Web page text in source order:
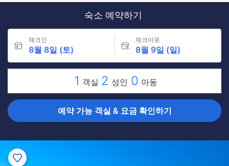
숙소 예약하기
체크인
8월 8일 (토)
체크아웃
8월 9일 (일)
1 객실 2 성인 0 아동
예약 가능 객실 & 요금 확인하기